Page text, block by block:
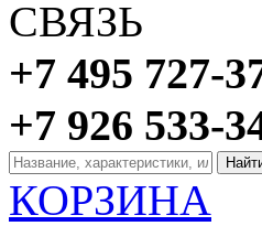
+7 495 727-
+7 926 533-
КОРЗИНА